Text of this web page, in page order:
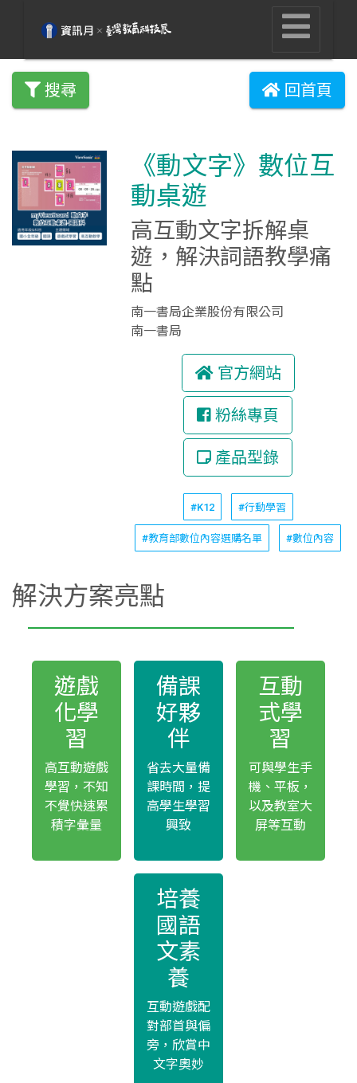
搜尋 回首頁
《動文字》數位互
動桌遊
高互動文字拆解桌
遊，解決詞語教學痛
點
南一書局企業股份有限公司
南一書局
官方網站
粉絲專頁
產品型錄
#K12 #行動學習
#教育部數位內容選購名單 #數位內容
解決方案亮點
遊戲
化學
習
高互動遊戲
學習，不知
不覺快速累
積字彙量
備課
好夥
伴
省去大量備
課時間，提
高學生學習
興致
互動
式學
習
可與學生手
機、平板，
以及教室大
屏等互動
培養
國語
文素
養
互動遊戲配
對部首與偏
旁，欣賞中
文字奧妙